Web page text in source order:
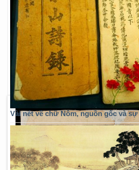
Vài nét về chữ Nôm, nguồn gốc và